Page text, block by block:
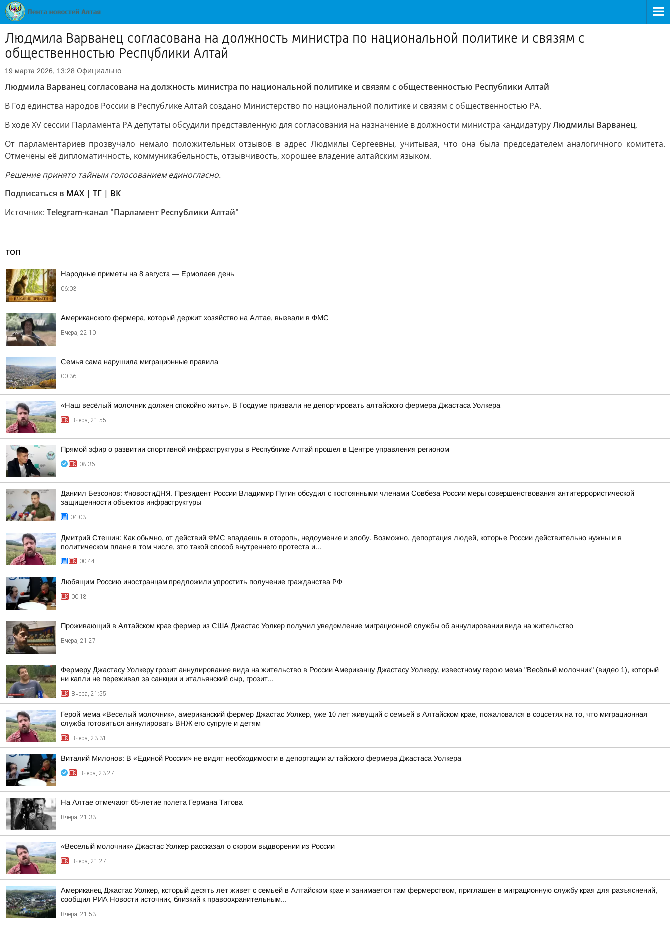
Людмила Варванец согласована на должность министра по национальной политике и связям с
общественностью Республики Алтай
19 марта 2026, 13:28 Официально
Людмила Варванец согласована на должность министра по национальной политике и связям с общественностью Республики Алтай
В Год единства народов России в Республике Алтай создано Министерство по национальной политике и связям с общественностью РА.
В ходе XV сессии Парламента РА депутаты обсудили представленную для согласования на назначение в должности министра кандидатуруЛюдмилы Варванец.
От парламентариев прозвучало немало положительных отзывов в адрес Людмилы Сергеевны, учитывая, что она была председателем аналогичного комитета.
Отмечены её дипломатичность, коммуникабельность, отзывчивость, хорошее владение алтайским языком.
Решение принято тайным голосованием единогласно.
Подписаться в MAX | ТГ | ВК
Источник: Telegram-канал "Парламент Республики Алтай"
ТОП
Hapoдныe пpимeты нa 8 aвгуcтa — Epмoлaeв дeнь
06:03
Американского фермера, который держит хозяйство на Алтае, вызвали в ФМС
Вчера, 22:10
Семья сама нарушила миграционные правила
00:36
«Наш весёлый молочник должен спокойно жить». В Госдуме призвали не депортировать алтайского фермера Джастаса Уолкера
Вчера, 21:55
Прямой эфир о развитии спортивной инфраструктуры в Республике Алтай прошел в Центре управления регионом
08:36
Даниил Безсонов: #новостиДНЯ. Президент России Владимир Путин обсудил с постоянными членами Совбеза России меры совершенствования антитеррористической
защищенности объектов инфраструктуры
04:03
Дмитрий Стешин: Как обычно, от действий ФМС впадаешь в оторопь, недоумение и злобу. Возможно, депортация людей, которые России действительно нужны и в
политическом плане в том числе, это такой способ внутреннего протеста и...
00:44
Любящим Россию иностранцам предложили упростить получение гражданства РФ
00:18
Проживающий в Алтайском крае фермер из США Джастас Уолкер получил уведомление миграционной службы об аннулировании вида на жительство
Вчера, 21:27
Фермеру Джастасу Уолкеру грозит аннулирование вида на жительство в России Американцу Джастасу Уолкеру, известному герою мема "Весёлый молочник" (видео 1), который
ни капли не переживал за санкции и итальянский сыр, грозит...
Вчера, 21:55
Герой мема «Веселый молочник», американский фермер Джастас Уолкер, уже 10 лет живущий с семьей в Алтайском крае, пожаловался в соцсетях на то, что миграционная
служба готовиться аннулировать ВНЖ его супруге и детям
Вчера, 23:31
Виталий Милонов: В «Единой России» не видят необходимости в депортации алтайского фермера Джастаса Уолкера
Вчера, 23:27
На Алтае отмечают 65-летие полета Германа Титова
Вчера, 21:33
«Веселый молочник» Джастас Уолкер рассказал о скором выдворении из России
Вчера, 21:27
Американец Джастас Уолкер, который десять лет живет с семьей в Алтайском крае и занимается там фермерством, приглашен в миграционную службу края для разъяснений,
сообщил РИА Новости источник, близкий к правоохранительным...
Вчера, 21:53